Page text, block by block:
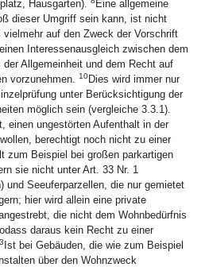
Hausgarten).
Eine allgemeine
dieser Umgriff sein kann, ist nicht
vielmehr auf den Zweck der Vorschrift
Interessenausgleich zwischen dem
der Allgemeinheit und dem Recht auf
vorzunehmen. 10Dies wird immer nur
unter Berücksichtigung der
möglich sein (vergleiche 3.3.1).
einen ungestörten Aufenthalt in der
berechtigt noch nicht zu einer
zum Beispiel bei großen parkartigen
sie nicht unter Art. 33 Nr. 1
und Seeuferparzellen, die nur gemietet
hier wird allein eine private
die nicht dem Wohnbedürfnis
daraus kein Recht zu einer
Ist bei Gebäuden, die wie zum Beispiel
über den Wohnzweck